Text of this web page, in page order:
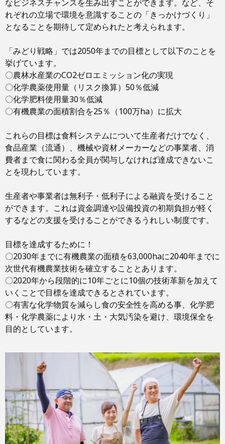
なビジネスチャンスを生み出すことができます。など、そ
れぞれの立場で環境を意識することの「きっかけづくり」
となることを期待して定められたと考えられます。
「みどり戦略」では2050年までの目標として以下のことを
挙げています。
〇農林水産業のCO2ゼロエミッション化の実現
〇化学農薬使用量（リスク換算）50％低減
〇化学肥料使用量30％低減
〇有機農業の面積割合を25％（100万ha）に拡大
これらの目標は食料システムについて生産者だけでなく、
食品産業（流通）、機械や資材メーカーなどの事業者、消
費者まで食に関わる全員が関与しなければ達成できないこ
とを現わしています。
生産者や事業者は無利子・低利子による融資を受けること
ができます。これは資金調達や設備投資の初期負担が軽く
するなどの支援を受けることができるうれしい制度です。
目標を達成するために！
〇2030年までに有機農業の面積を63,000haに2040年までに
次世代有機農業技術を確立することとあります。
〇2020年から段階的に10年ごとに10個の技術革新を加えて
いくことで目標を達成できるとされています。
〇有害な化学物質を減らし食の安全性を高める事、化学肥
料・化学農薬により水・土・大気汚染を避け、環境保全を
目的としています。